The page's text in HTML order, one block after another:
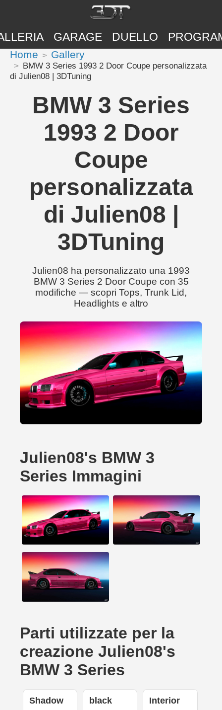
GARAGE DUELLO
Home Gallery
BMW 3 Series 1993 2 Door Coupe personalizzata
di Julien08 | 3DTuning
BMW 3 Series
1993 2 Door
Coupe
personalizzata
di Julien08 |
3DTuning
Julien08 ha personalizzato una 1993
BMW 3 Series 2 Door Coupe con 35
modifiche — scopri Tops, Trunk Lid,
Headlights e altro
Julien08's BMW 3
Series Immagini
Parti utilizzate per la
creazione Julien08's
BMW 3 Series
Shadow black Interior